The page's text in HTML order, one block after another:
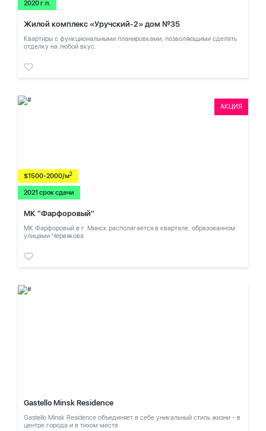
2020 г.п.
Жилой комплекс «Уручский-2» дом №35
Квартиры с функциональными планировками, позволяющими сделать
отделку на любой вкус.
АКЦИЯ
$1500-2000/м2
2021 срок сдачи
МК "Фарфоровый"
МК Фарфоровый в г. Минск располагается в квартале, образованном
улицами Червякова
Gastello Minsk Residence
Gastello Minsk Residence объединяет в себе уникальный стиль жизни - в
центре города и в тихом месте